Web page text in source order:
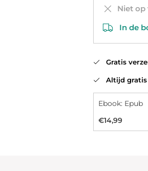
Niet op
In de
Gratis
Altijd gratis
Ebook: Epub
€14,99